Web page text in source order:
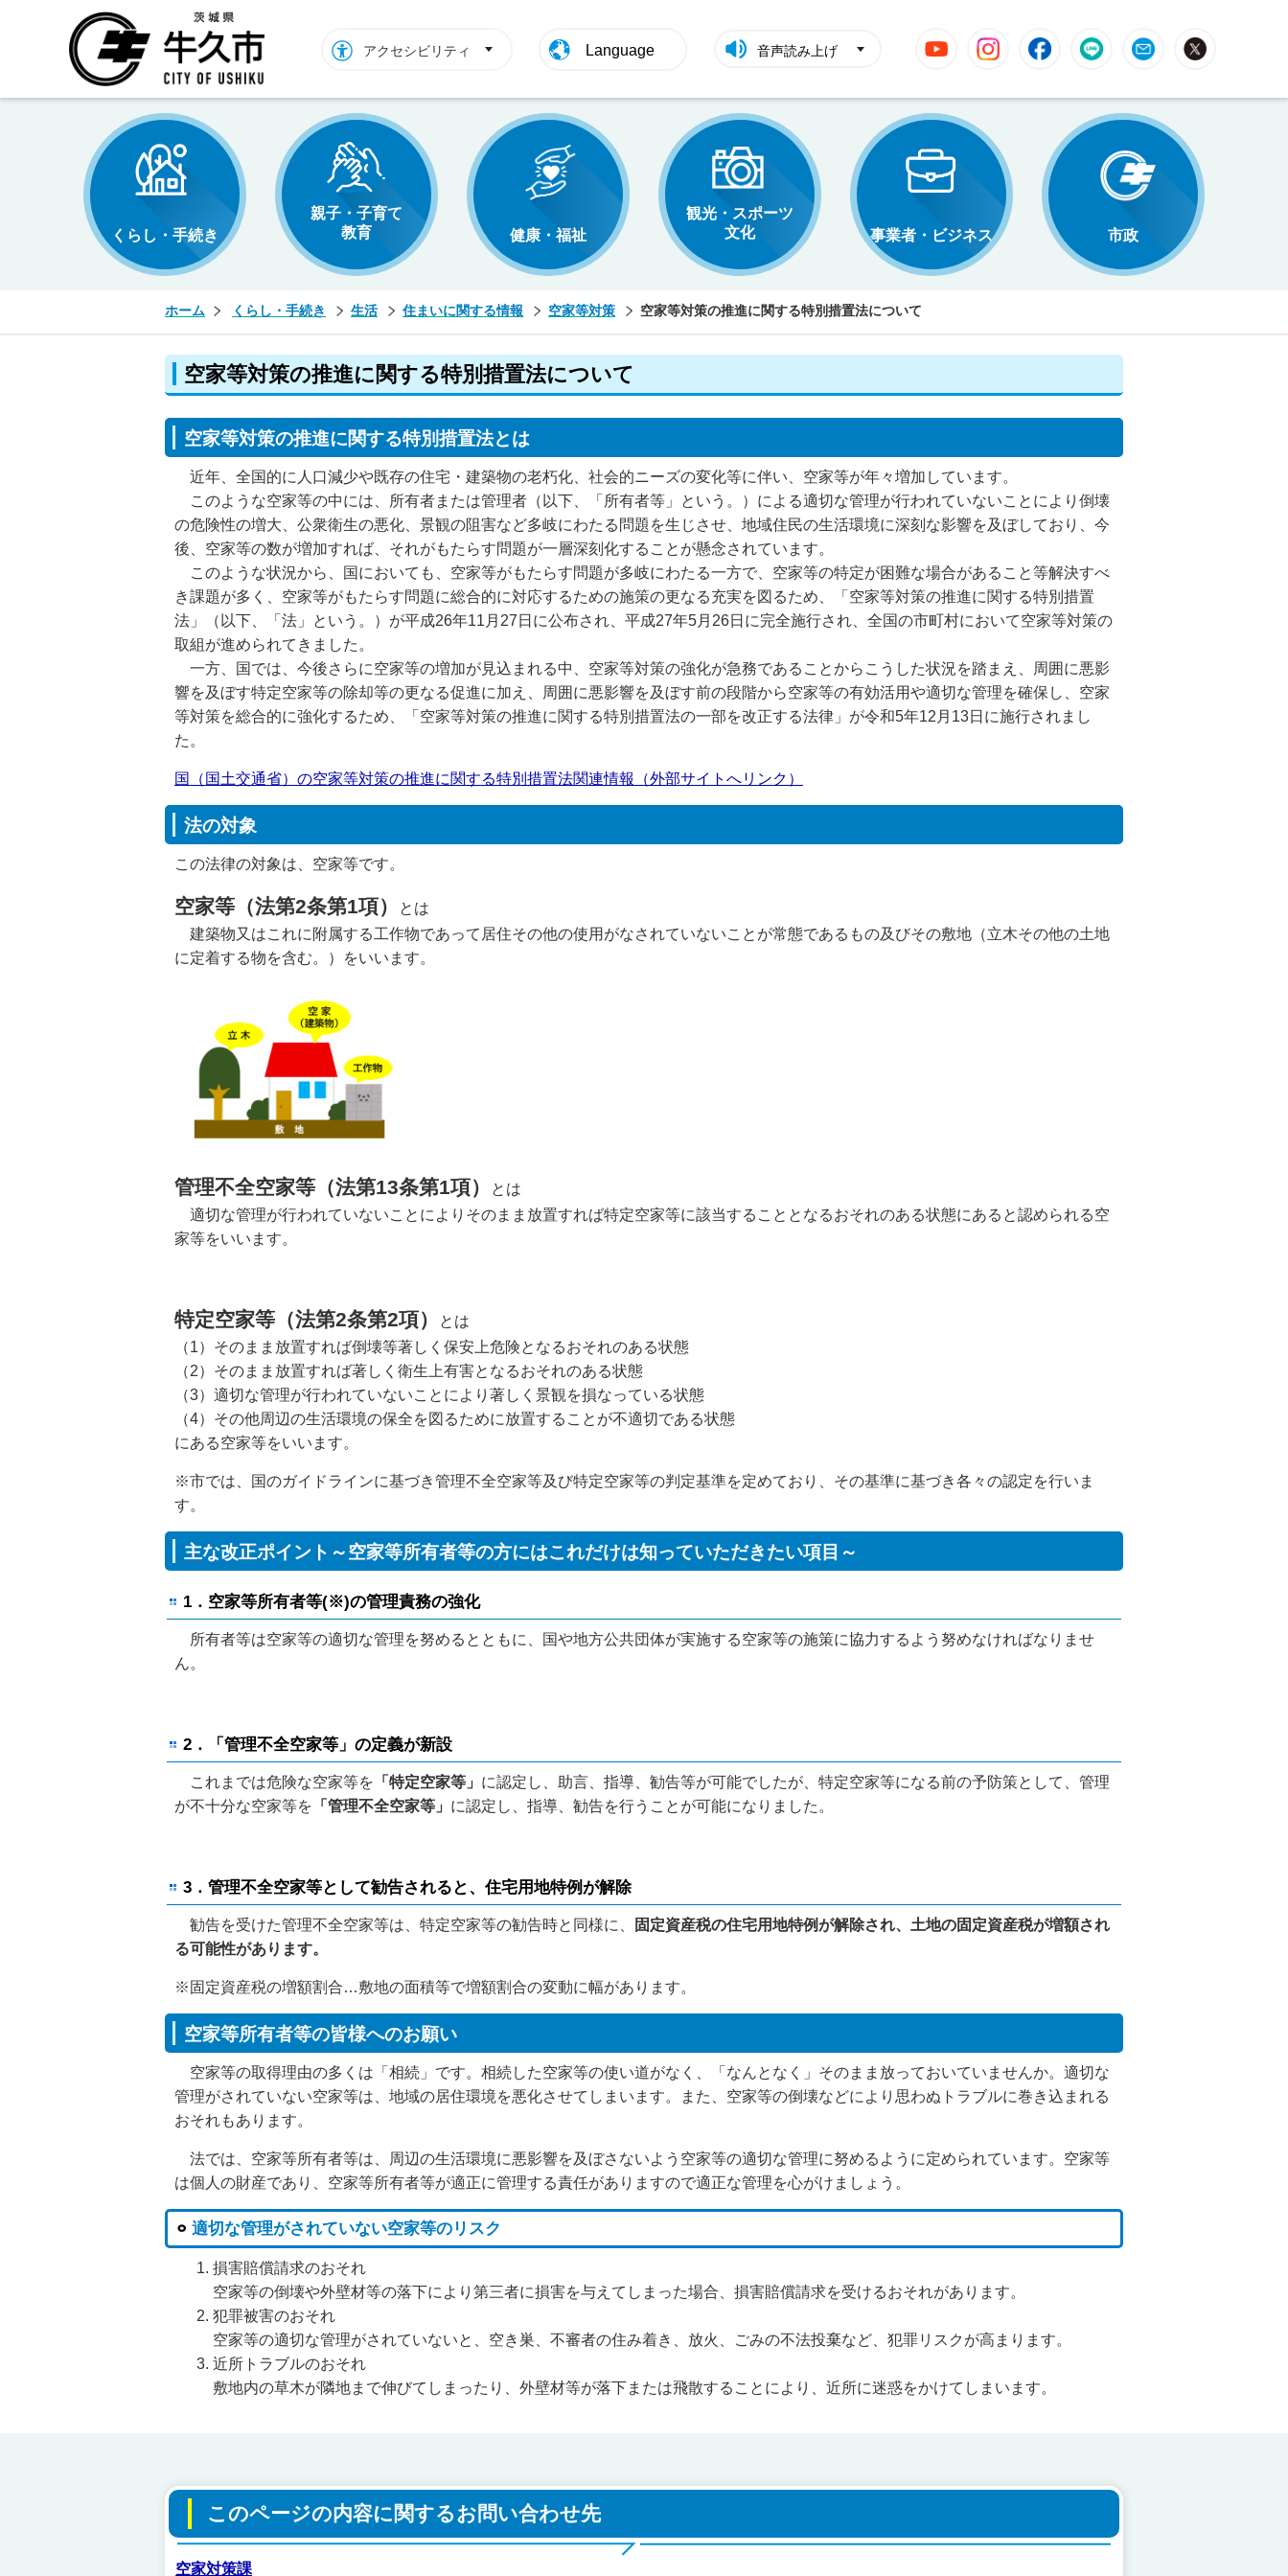
アクセシビリティ Language 音声読み上げ
YouTube InstagramFacebookLINE Mail
くらし・手続き
親子・子育て
教育
健康・福祉
観光・スポーツ
文化
事業者・ビジネス 市政
ホーム くらし・手続き 生活 住まいに関する情報 空家等対策 空家等対策の推進に関する特別措置法について
空家等対策の推進に関する特別措置法について
空家等対策の推進に関する特別措置法とは
近年、全国的に人口減少や既存の住宅・建築物の老朽化、社会的ニーズの変化等に伴い、空家等が年々増加しています。
このような空家等の中には、所有者または管理者（以下、「所有者等」という。）による適切な管理が行われていないことにより倒壊
の危険性の増大、公衆衛生の悪化、景観の阻害など多岐にわたる問題を生じさせ、地域住民の生活環境に深刻な影響を及ぼしており、今
後、空家等の数が増加すれば、それがもたらす問題が一層深刻化することが懸念されています。
このような状況から、国においても、空家等がもたらす問題が多岐にわたる一方で、空家等の特定が困難な場合があること等解決すべ
き課題が多く、空家等がもたらす問題に総合的に対応するための施策の更なる充実を図るため、「空家等対策の推進に関する特別措置
法」（以下、「法」という。）が平成26年11月27日に公布され、平成27年5月26日に完全施行され、全国の市町村において空家等対策の
取組が進められてきました。
一方、国では、今後さらに空家等の増加が見込まれる中、空家等対策の強化が急務であることからこうした状況を踏まえ、周囲に悪影
響を及ぼす特定空家等の除却等の更なる促進に加え、周囲に悪影響を及ぼす前の段階から空家等の有効活用や適切な管理を確保し、空家
等対策を総合的に強化するため、「空家等対策の推進に関する特別措置法の一部を改正する法律」が令和5年12月13日に施行されまし
た。
国（国土交通省）の空家等対策の推進に関する特別措置法関連情報（外部サイトへリンク）
法の対象
この法律の対象は、空家等です。
空家等（法第2条第1項）
とは
建築物又はこれに附属する工作物であって居住その他の使用がなされていないことが常態であるもの及びその敷地（立木その他の土地
に定着する物を含む。）をいいます。
管理不全空家等（法第13条第1項）
とは
適切な管理が行われていないことによりそのまま放置すれば特定空家等に該当することとなるおそれのある状態にあると認められる空
家等をいいます。
特定空家等（法第2条第2項）
とは
（1）そのまま放置すれば倒壊等著しく保安上危険となるおそれのある状態
（2）そのまま放置すれば著しく衛生上有害となるおそれのある状態
（3）適切な管理が行われていないことにより著しく景観を損なっている状態
（4）その他周辺の生活環境の保全を図るために放置することが不適切である状態
にある空家等をいいます。
※市では、国のガイドラインに基づき管理不全空家等及び特定空家等の判定基準を定めており、その基準に基づき各々の認定を行いま
す。
主な改正ポイント～空家等所有者等の方にはこれだけは知っていただきたい項目～
1．空家等所有者等(※)の管理責務の強化
所有者等は空家等の適切な管理を努めるとともに、国や地方公共団体が実施する空家等の施策に協力するよう努めなければなりませ
ん。
2．「管理不全空家等」の定義が新設
これまでは危険な空家等を 「特定空家等」 に認定し、助言、指導、勧告等が可能でしたが、特定空家等になる前の予防策として、管理
が不十分な空家等を 「管理不全空家等」 に認定し、指導、勧告を行うことが可能になりました。
3．管理不全空家等として勧告されると、住宅用地特例が解除
勧告を受けた管理不全空家等は、特定空家等の勧告時と同様に、
固定資産税の住宅用地特例が解除され、土地の固定資産税が増額され
る可能性があります。
※固定資産税の増額割合…敷地の面積等で増額割合の変動に幅があります。
空家等所有者等の皆様へのお願い
空家等の取得理由の多くは「相続」です。相続した空家等の使い道がなく、「なんとなく」そのまま放っておいていませんか。適切な
管理がされていない空家等は、地域の居住環境を悪化させてしまいます。また、空家等の倒壊などにより思わぬトラブルに巻き込まれる
おそれもあります。
法では、空家等所有者等は、周辺の生活環境に悪影響を及ぼさないよう空家等の適切な管理に努めるように定められています。空家等
は個人の財産であり、空家等所有者等が適正に管理する責任がありますので適正な管理を心がけましょう。
適切な管理がされていない空家等のリスク
損害賠償請求のおそれ
空家等の倒壊や外壁材等の落下により第三者に損害を与えてしまった場合、損害賠償請求を受けるおそれがあります。
犯罪被害のおそれ
空家等の適切な管理がされていないと、空き巣、不審者の住み着き、放火、ごみの不法投棄など、犯罪リスクが高まります。
近所トラブルのおそれ
敷地内の草木が隣地まで伸びてしまったり、外壁材等が落下または飛散することにより、近所に迷惑をかけてしまいます。
このページの内容に関するお問い合わせ先
空家対策課